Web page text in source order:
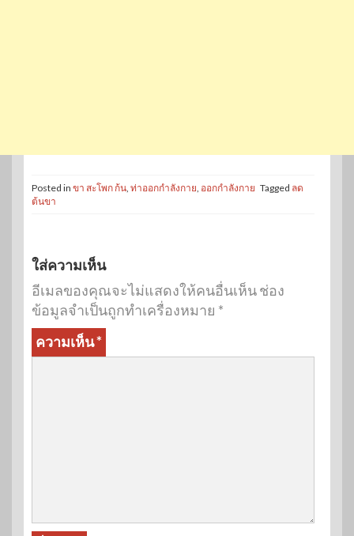
Posted in ขา สะโพก ก้น, ท่าออกกำลังกาย, ออกกำลังกาย Tagged ลด
ต้นขา
ใส่ความเห็น
อีเมลของคุณจะไม่แสดงให้คนอื่นเห็นช่อง
ข้อมูลจำเป็นถูกทำเครื่องหมาย *
ความเห็น*